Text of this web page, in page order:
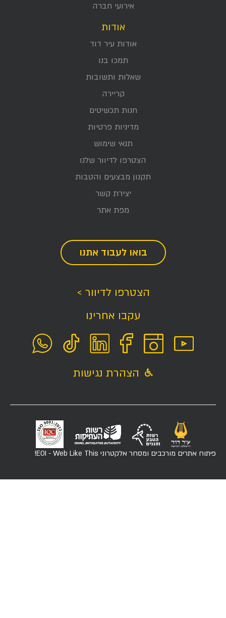
אירועי חברה
אודות
אודות עיר דוד
תמכו בנו
שאלות ותשובות
קריירה
חנות תכשיטים
מדיניות פרטיות
תנאי שימוש
הצטרפו לדיוור שלנו
תקנון מבצעים והטבות
יצירת קשר
מפת אתר
בואו לעבוד אתנו
הצטרפו לדיוור >
עקבו אחרינו
הצהרת נגישות
פיתוח אתרים מורכבים ומסחר אלקטרוני EOI - Web Like This!